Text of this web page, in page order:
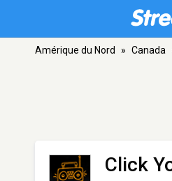
Amérique du Nord » Canada
Click